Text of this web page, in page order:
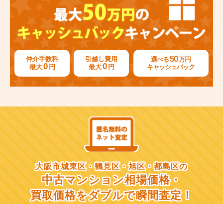
仲介手数料
最大0 円
引越し費用
最大0 円
選べる50万円
キャッシュバック
大阪市城東区・鶴見区・旭区・都島区の
中古マンション相場価格・
買取価格をダブルで瞬間査定！